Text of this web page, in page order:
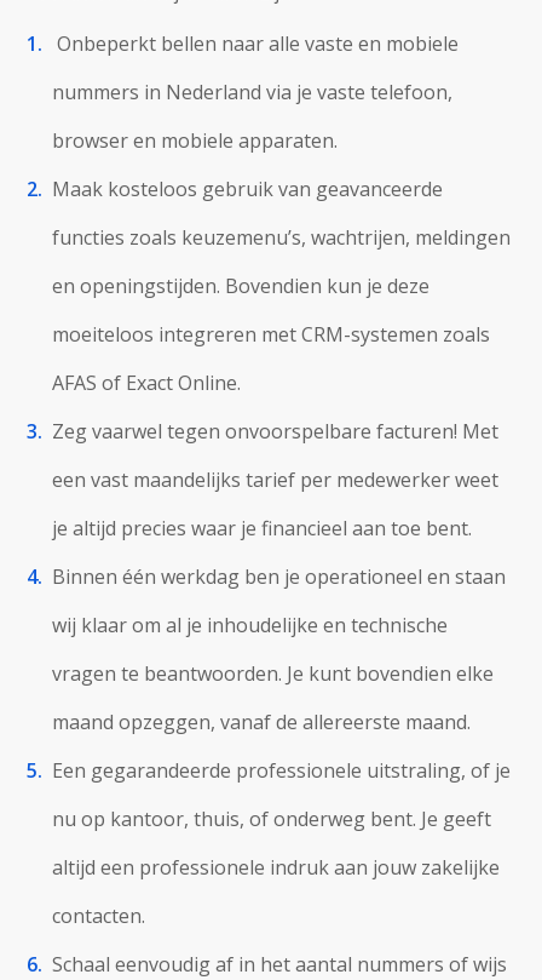
Onbeperkt bellen naar alle vaste en mobiele
nummers in Nederland via je vaste telefoon,
browser en mobiele apparaten.
Maak kosteloos gebruik van geavanceerde
functies zoals keuzemenu’s, wachtrijen, meldingen
en openingstijden. Bovendien kun je deze
moeiteloos integreren met CRM-systemen zoals
AFAS of Exact Online.
Zeg vaarwel tegen onvoorspelbare facturen! Met
een vast maandelijks tarief per medewerker weet
je altijd precies waar je financieel aan toe bent.
Binnen één werkdag ben je operationeel en staan
wij klaar om al je inhoudelijke en technische
vragen te beantwoorden. Je kunt bovendien elke
maand opzeggen, vanaf de allereerste maand.
Een gegarandeerde professionele uitstraling, of je
nu op kantoor, thuis, of onderweg bent. Je geeft
altijd een professionele indruk aan jouw zakelijke
contacten.
Schaal eenvoudig af in het aantal nummers of wijs